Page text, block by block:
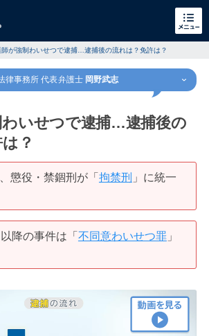
りの方
料相談
れた方はこちら
記事一覧
師が強制わいせつで逮捕…逮捕後の流れは？免許は？
律事務所 代表弁護士 岡野武志
わいせつで逮捕…逮捕後の
？
懲役・禁錮刑が「 拘禁刑 」に統一
降の事件は「 不同意わいせつ罪」